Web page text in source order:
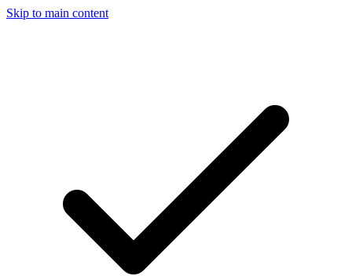
Skip to main content